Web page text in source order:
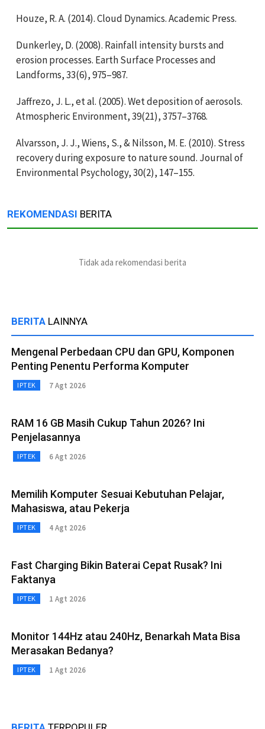
Houze, R. A. (2014). Cloud Dynamics. Academic Press.
Dunkerley, D. (2008). Rainfall intensity bursts and
erosion processes. Earth Surface Processes and
Landforms, 33(6), 975–987.
Jaffrezo, J. L., et al. (2005). Wet deposition of aerosols.
Atmospheric Environment, 39(21), 3757–3768.
Alvarsson, J. J., Wiens, S., & Nilsson, M. E. (2010). Stress
recovery during exposure to nature sound. Journal of
Environmental Psychology, 30(2), 147–155.
REKOMENDASI BERITA
Tidak ada rekomendasi berita
BERITA LAINNYA
Mengenal Perbedaan CPU dan GPU, Komponen
Penting Penentu Performa Komputer
IPTEK 7 Agt 2026
RAM 16 GB Masih Cukup Tahun 2026? Ini
Penjelasannya
IPTEK 6 Agt 2026
Memilih Komputer Sesuai Kebutuhan Pelajar,
Mahasiswa, atau Pekerja
IPTEK 4 Agt 2026
Fast Charging Bikin Baterai Cepat Rusak? Ini
Faktanya
IPTEK 1 Agt 2026
Monitor 144Hz atau 240Hz, Benarkah Mata Bisa
Merasakan Bedanya?
IPTEK 1 Agt 2026